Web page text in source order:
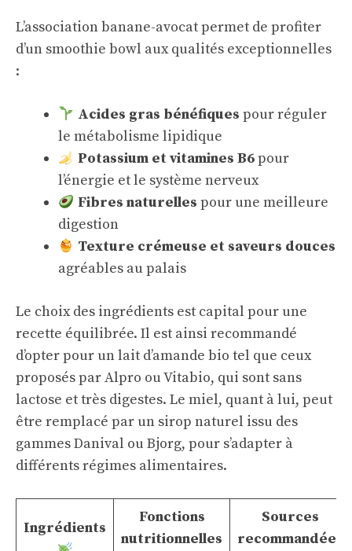
L’association banane-avocat permet de profiter
d’un smoothie bowl aux qualités exceptionnelles
:
Acides gras bénéfiques pour réguler
le métabolisme lipidique
Potassium et vitamines B6pour
l’énergie et le système nerveux
Fibres naturelles pour une meilleure
digestion
Texture crémeuse et saveurs douces
agréables au palais
Le choix des ingrédients est capital pour une
recette équilibrée. Il est ainsi recommandé
d’opter pour un lait d’amande bio tel que ceux
proposés par Alpro ou Vitabio, qui sont sans
lactose et très digestes. Le miel, quant à lui, peut
être remplacé par un sirop naturel issu des
gammes Danival ou Bjorg, pour s’adapter à
différents régimes alimentaires.
Ingrédients
Fonctions
nutritionnelles
Sources
recommandées